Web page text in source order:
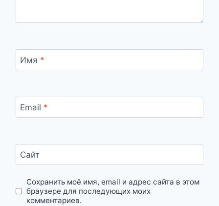
Имя *
Email *
Сайт
Сохранить моё имя, email и адрес сайта в этом
браузере для последующих моих
комментариев.